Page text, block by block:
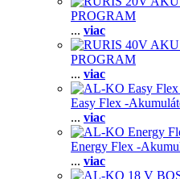
PROGRAM
... viac
PROGRAM
... viac
Easy Flex -
... viac
Energy Flex -
... viac